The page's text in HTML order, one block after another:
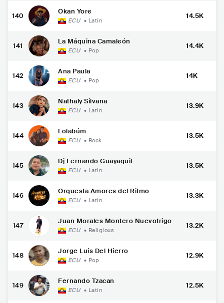
140
Okan Yore
ECU • Latin
14.5K
141
La Máquina Camaleón
ECU • Pop
14.4K
142
Ana Paula
ECU • Pop
14K
143
Nathaly Silvana
ECU • Latin
13.9K
144
Lolabúm
ECU • Rock
13.5K
145
Dj Fernando Guayaquil
ECU • Latin
13.5K
146
Orquesta Amores del Ritmo
ECU • Latin
13.3K
147
Juan Morales Montero Nuevotrigo
ECU • Religious
13.2K
148
Jorge Luis Del Hierro
ECU • Pop
12.9K
149
Fernando Tzacan
ECU • Latin
12.5K